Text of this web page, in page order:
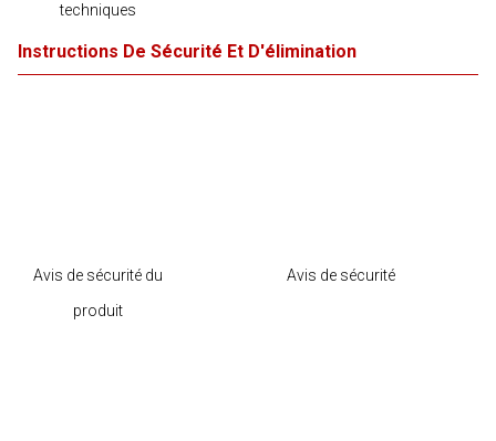
techniques
Instructions De Sécurité Et D'élimination
Avis de sécurité du
produit
Avis de sécurité